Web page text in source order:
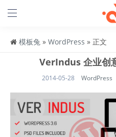
模板兔 » WordPress » 正文
VerIndus 企业创
2014-05-28 WordPress